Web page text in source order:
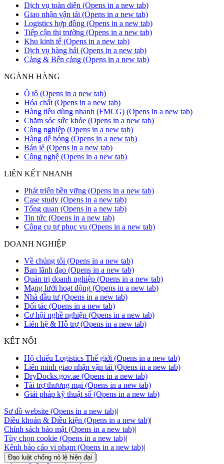
Dịch vụ toàn diện (Opens in a new tab)
Giao nhận vận tải (Opens in a new tab)
Logistics hợp đồng (Opens in a new tab)
Tiếp cận thị trường (Opens in a new tab)
Khu kinh tế (Opens in a new tab)
Dịch vụ hàng hải (Opens in a new tab)
Cảng & Bến cảng (Opens in a new tab)
NGÀNH HÀNG
Ô tô (Opens in a new tab)
Hóa chất (Opens in a new tab)
Hàng tiêu dùng nhanh (FMCG) (Opens in a new tab)
Chăm sóc sức khỏe (Opens in a new tab)
Công nghiệp (Opens in a new tab)
Hàng dễ hỏng (Opens in a new tab)
Bán lẻ (Opens in a new tab)
Công nghệ (Opens in a new tab)
LIÊN KẾT NHANH
Phát triển bền vững (Opens in a new tab)
Case study (Opens in a new tab)
Tổng quan (Opens in a new tab)
Tin tức (Opens in a new tab)
Công cụ tự phục vụ (Opens in a new tab)
DOANH NGHIỆP
Về chúng tôi (Opens in a new tab)
Ban lãnh đạo (Opens in a new tab)
Quản trị doanh nghiệp (Opens in a new tab)
Mạng lưới hoạt động (Opens in a new tab)
Nhà đầu tư (Opens in a new tab)
Đối tác (Opens in a new tab)
Cơ hội nghề nghiệp (Opens in a new tab)
Liên hệ & Hỗ trợ(Opens in a new tab)
KẾT NỐI
Hộ chiếu Logistics Thế giới (Opens in a new tab)
Liên minh giao nhận vận tải (Opens in a new tab)
DryDocks.gov.ae (Opens in a new tab)
Tài trợ thương mại (Opens in a new tab)
Giải pháp kỹ thuật số (Opens in a new tab)
Sơ đồ website (Opens in a new tab)|
Điều khoản & Điều kiện (Opens in a new tab)|
Chính sách bảo mật (Opens in a new tab)|
Tùy chọn cookie (Opens in a new tab)|
Kênh báo cáo vi phạm (Opens in a new tab)|
Đạo luật chống nô lệ hiện đại
|